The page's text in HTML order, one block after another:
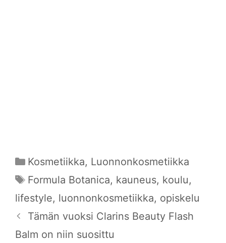
Kategoriat
Kosmetiikka, Luonnonkosmetiikka
Avainsanat
Formula Botanica, kauneus, koulu,
lifestyle, luonnonkosmetiikka, opiskelu
Tämän vuoksi Clarins Beauty Flash
Balm on niin suosittu